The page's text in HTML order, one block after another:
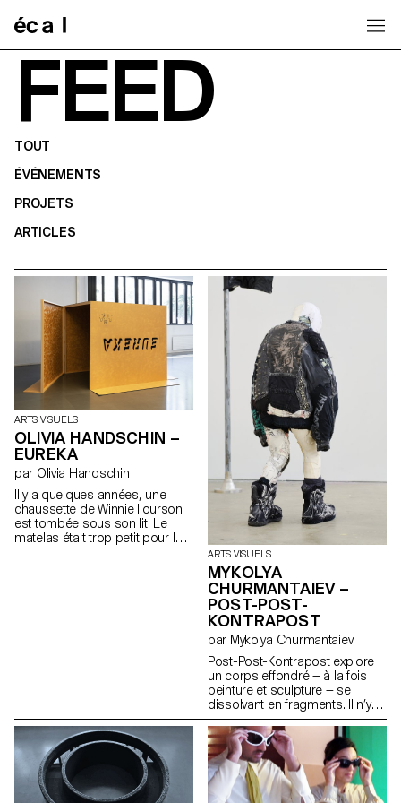
FEED
TOUT
ÉVÉNEMENTS
PROJETS
ARTICLES
ARTS VISUELS
OLIVIA HANDSCHIN –
EUREKA
par Olivia Handschin
Il y a quelques années, une
chaussette de Winnie l'ourson
est tombée sous son lit. Le
matelas était trop petit pour le
collecte tous ces petits objets
oubliés qui glissent entre les
panneaux—une sorte de portail
vers un royaume oublié, enfoui
sous la poussière et des boîtes
de rangement anciennes.
ARTS VISUELS
MYKOLYA
CHURMANTAIEV –
POST-POST-
KONTRAPOST
par Mykolya Churmantaiev
Post-Post-Kontrapost explore
un corps effondré — à la fois
peinture et sculpture — se
dissolvant en fragments. Il n’y a
plus d’action, seulement une
trace. Une figure s’est
échappée de l’espace qui la
retenait ; il ne reste qu’une
absence. Des oiseaux
l’entourent — ni hostiles, ni